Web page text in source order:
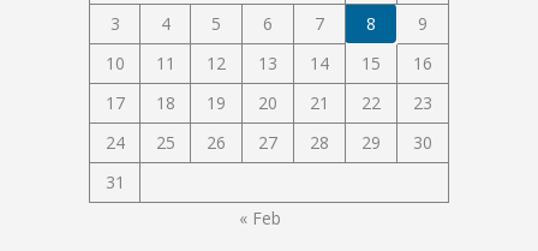
3
4 5 6 7 8
9
10
11 12 13 14 15
16
17
18 19 20 21 22
23
24
25 26 27 28 29
30
31
« Feb